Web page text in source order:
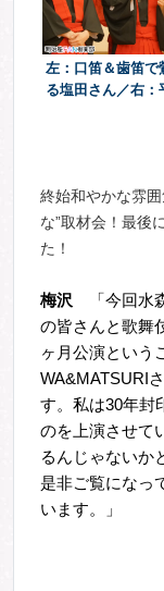
左：口笛＆歯笛で
る塩田さん／右
終始和やかな雰
な”取材会！最後
た！
梅沢 「今回水
の皆さんと歌舞
ヶ月公演という
WA&MATSURI
す。私は30年封
のを上演させて
るんじゃないか
是非ご覧になっ
います。」